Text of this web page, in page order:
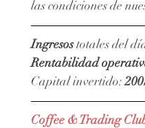
las condiciones de
Ingresos totales del
Rentabilidad
Capital invertido:
Coffee & Trading